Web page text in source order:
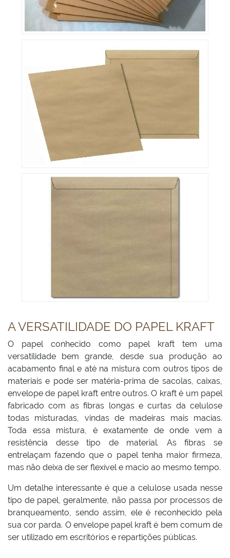
A VERSATILIDADE DO PAPEL KRAFT
O papel conhecido como papel kraft tem uma
versatilidade bem grande, desde sua produção ao
acabamento final e até na mistura com outros tipos de
materiais e pode ser matéria-prima de sacolas, caixas,
envelope de papel kraft entre outros. O kraft é um papel
fabricado com as fibras longas e curtas da celulose
todas misturadas, vindas de madeiras mais macias.
Toda essa mistura, é exatamente de onde vem a
resistência desse tipo de material. As fibras se
entrelaçam fazendo que o papel tenha maior firmeza,
mas não deixa de ser flexível e macio ao mesmo tempo.
Um detalhe interessante é que a celulose usada nesse
tipo de papel, geralmente, não passa por processos de
branqueamento, sendo assim, ele é reconhecido pela
sua cor parda. O envelope papel kraft é bem comum de
ser utilizado em escritórios e repartições públicas.